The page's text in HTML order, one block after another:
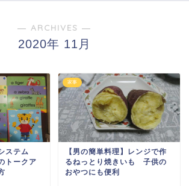
― ARCHIVES ―
2020年 11月
ステム
トークア
家事
【男の簡単料理】レンジで作
るねっとり焼きいも 子供の
おやつにも便利